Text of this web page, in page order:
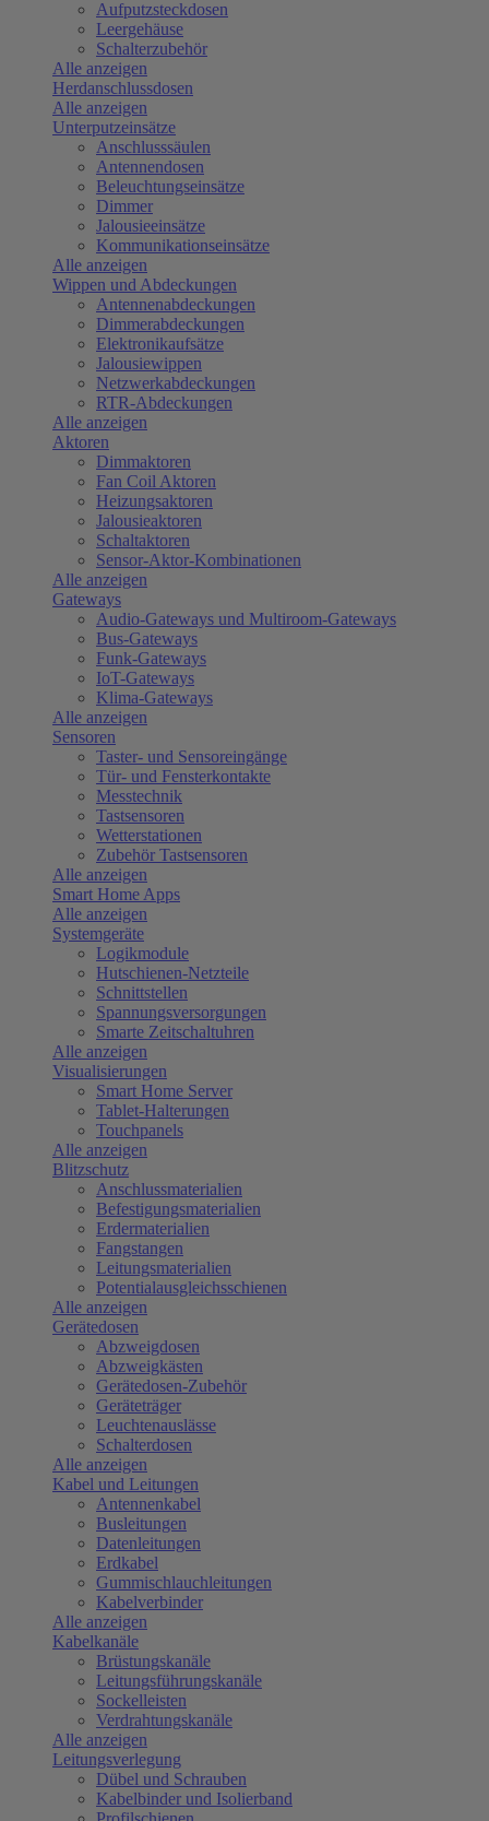
Aufputzsteckdosen
Leergehäuse
Schalterzubehör
Alle anzeigen
Herdanschlussdosen
Alle anzeigen
Unterputzeinsätze
Anschlusssäulen
Antennendosen
Beleuchtungseinsätze
Dimmer
Jalousieeinsätze
Kommunikationseinsätze
Alle anzeigen
Wippen und Abdeckungen
Antennenabdeckungen
Dimmerabdeckungen
Elektronikaufsätze
Jalousiewippen
Netzwerkabdeckungen
RTR-Abdeckungen
Alle anzeigen
Aktoren
Dimmaktoren
Fan Coil Aktoren
Heizungsaktoren
Jalousieaktoren
Schaltaktoren
Sensor-Aktor-Kombinationen
Alle anzeigen
Gateways
Audio-Gateways und Multiroom-Gateways
Bus-Gateways
Funk-Gateways
IoT-Gateways
Klima-Gateways
Alle anzeigen
Sensoren
Taster- und Sensoreingänge
Tür- und Fensterkontakte
Messtechnik
Tastsensoren
Wetterstationen
Zubehör Tastsensoren
Alle anzeigen
Smart Home Apps
Alle anzeigen
Systemgeräte
Logikmodule
Hutschienen-Netzteile
Schnittstellen
Spannungsversorgungen
Smarte Zeitschaltuhren
Alle anzeigen
Visualisierungen
Smart Home Server
Tablet-Halterungen
Touchpanels
Alle anzeigen
Blitzschutz
Anschlussmaterialien
Befestigungsmaterialien
Erdermaterialien
Fangstangen
Leitungsmaterialien
Potentialausgleichsschienen
Alle anzeigen
Gerätedosen
Abzweigdosen
Abzweigkästen
Gerätedosen-Zubehör
Geräteträger
Leuchtenauslässe
Schalterdosen
Alle anzeigen
Kabel und Leitungen
Antennenkabel
Busleitungen
Datenleitungen
Erdkabel
Gummischlauchleitungen
Kabelverbinder
Alle anzeigen
Kabelkanäle
Brüstungskanäle
Leitungsführungskanäle
Sockelleisten
Verdrahtungskanäle
Alle anzeigen
Leitungsverlegung
Dübel und Schrauben
Kabelbinder und Isolierband